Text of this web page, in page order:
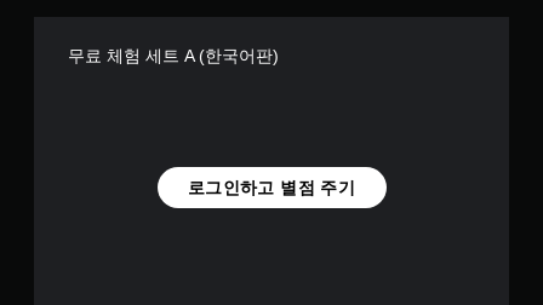
무료 체험 세트 A (한국어판)
로그인하고 별점 주기